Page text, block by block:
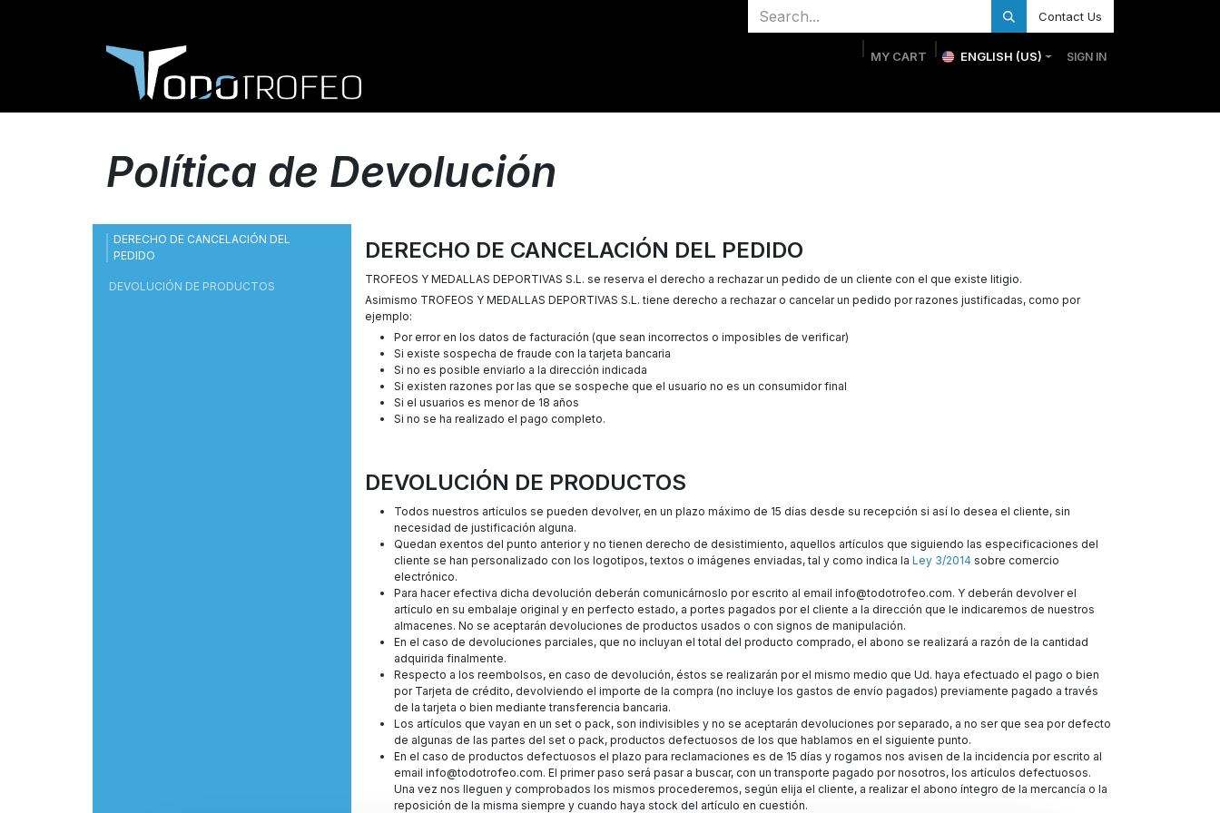
Contact Us
MY CART ENGLISH (US) SIGN IN
Política de Devolución
DERECHO DE CANCELACIÓN DEL
PEDIDO
DEVOLUCIÓN DE PRODUCTOS
DERECHO DE CANCELACIÓN DEL PEDIDO
TROFEOS Y MEDALLAS DEPORTIVAS S.L. se reserva el derecho a rechazar un pedido de un cliente con el que existe litigio.
Asimismo TROFEOS Y MEDALLAS DEPORTIVAS S.L. tiene derecho a rechazar o cancelar un pedido por razones justificadas, como por
ejemplo:
Por error en los datos de facturación (que sean incorrectos o imposibles de verificar)
Si existe sospecha de fraude con la tarjeta bancaria
Si no es posible enviarlo a la dirección indicada
Si existen razones por las que se sospeche que el usuario no es un consumidor final
Si el usuarios es menor de 18 años
Si no se ha realizado el pago completo.
DEVOLUCIÓN DE PRODUCTOS
Todos nuestros artículos se pueden devolver, en un plazo máximo de 15 días desde su recepción si así lo desea el cliente, sin
necesidad de justificación alguna.
Quedan exentos del punto anterior y no tienen derecho de desistimiento, aquellos artículos que siguiendo las especificaciones del
cliente se han personalizado con los logotipos, textos o imágenes enviadas, tal y como indica la Ley 3/2014 sobre comercio
electrónico.
Para hacer efectiva dicha devolución deberán comunicárnoslo por escrito al email info@todotrofeo.com. Y deberán devolver el
artículo en su embalaje original y en perfecto estado, a portes pagados por el cliente a la dirección que le indicaremos de nuestros
almacenes. No se aceptarán devoluciones de productos usados o con signos de manipulación.
En el caso de devoluciones parciales, que no incluyan el total del producto comprado, el abono se realizará a razón de la cantidad
adquirida finalmente.
Respecto a los reembolsos, en caso de devolución, éstos se realizarán por el mismo medio que Ud. haya efectuado el pago o bien
por Tarjeta de crédito, devolviendo el importe de la compra (no incluye los gastos de envío pagados) previamente pagado a través
de la tarjeta o bien mediante transferencia bancaria.
Los artículos que vayan en un set o pack, son indivisibles y no se aceptarán devoluciones por separado, a no ser que sea por defecto
de algunas de las partes del set o pack, productos defectuosos de los que hablamos en el siguiente punto.
En el caso de productos defectuosos el plazo para reclamaciones es de 15 días y rogamos nos avisen de la incidencia por escrito al
email info@todotrofeo.com. El primer paso será pasar a buscar, con un transporte pagado por nosotros, los artículos defectuosos.
Una vez nos lleguen y comprobados los mismos procederemos, según elija el cliente, a realizar el abono íntegro de la mercancía o la
reposición de la misma siempre y cuando haya stock del artículo en cuestión.